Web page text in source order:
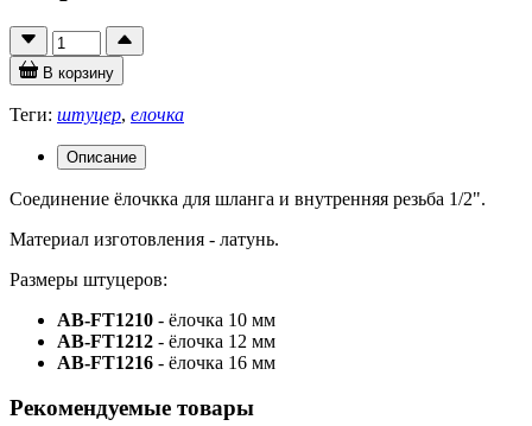
В корзину
Теги: штуцер, елочка
Описание
Соединение ёлочкка для шланга и внутренняя резьба 1/2".
Материал изготовления - латунь.
Размеры штуцеров:
AB-FT1210 - ёлочка 10 мм
AB-FT1212 - ёлочка 12 мм
AB-FT1216 - ёлочка 16 мм
Рекомендуемые товары